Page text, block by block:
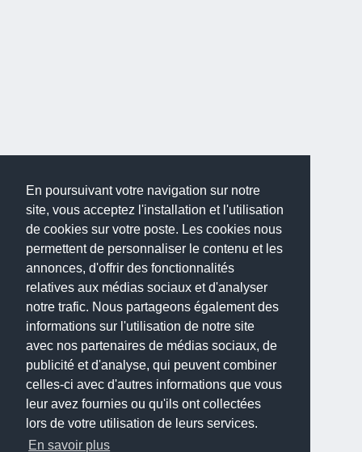
En poursuivant votre navigation sur notre
site, vous acceptez l'installation et l'utilisation
de cookies sur votre poste. Les cookies nous
permettent de personnaliser le contenu et les
annonces, d'offrir des fonctionnalités
relatives aux médias sociaux et d'analyser
notre trafic. Nous partageons également des
informations sur l'utilisation de notre site
avec nos partenaires de médias sociaux, de
publicité et d'analyse, qui peuvent combiner
celles-ci avec d'autres informations que vous
leur avez fournies ou qu'ils ont collectées
lors de votre utilisation de leurs services.
En savoir plus